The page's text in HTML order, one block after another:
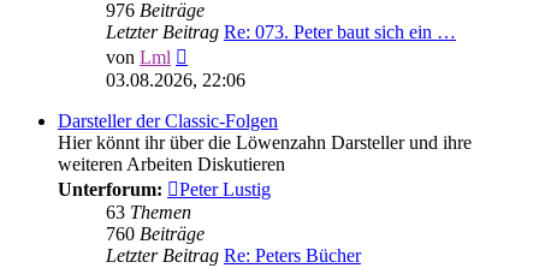
976 Beiträge
Letzter Beitrag Re: 073. Peter baut sich ein …
von Lml
Beitrag
03.08.2026, 22:06
Darsteller der Classic-Folgen
Hier könnt ihr über die Löwenzahn Darsteller und ihre
weiteren Arbeiten Diskutieren
Unterforum:
Peter Lustig
63 Themen
760 Beiträge
Letzter Beitrag Re: Peters Bücher